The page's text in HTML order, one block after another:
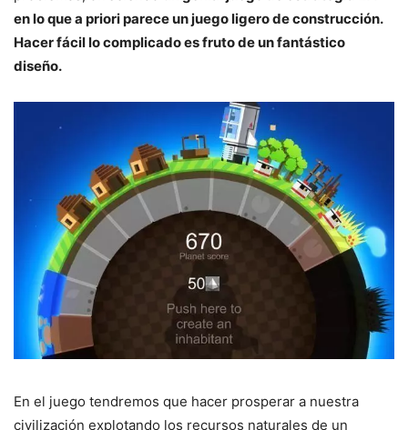
en lo que a priori parece un juego ligero de construcción.
Hacer fácil lo complicado es fruto de un fantástico
diseño.
En el juego tendremos que hacer prosperar a nuestra
civilización explotando los recursos naturales de un